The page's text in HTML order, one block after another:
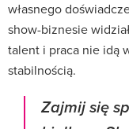
własnego
show-biznesie
talent i praca nie idą
stabilnością.
Zajmij się